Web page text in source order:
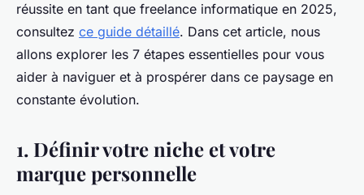
réussite en tant que freelance informatique en 2025,
consultez ce guide détaillé. Dans cet article, nous
allons explorer les 7 étapes essentielles pour vous
aider à naviguer et à prospérer dans ce paysage en
constante évolution.
1. Définir votre niche et votre
marque personnelle